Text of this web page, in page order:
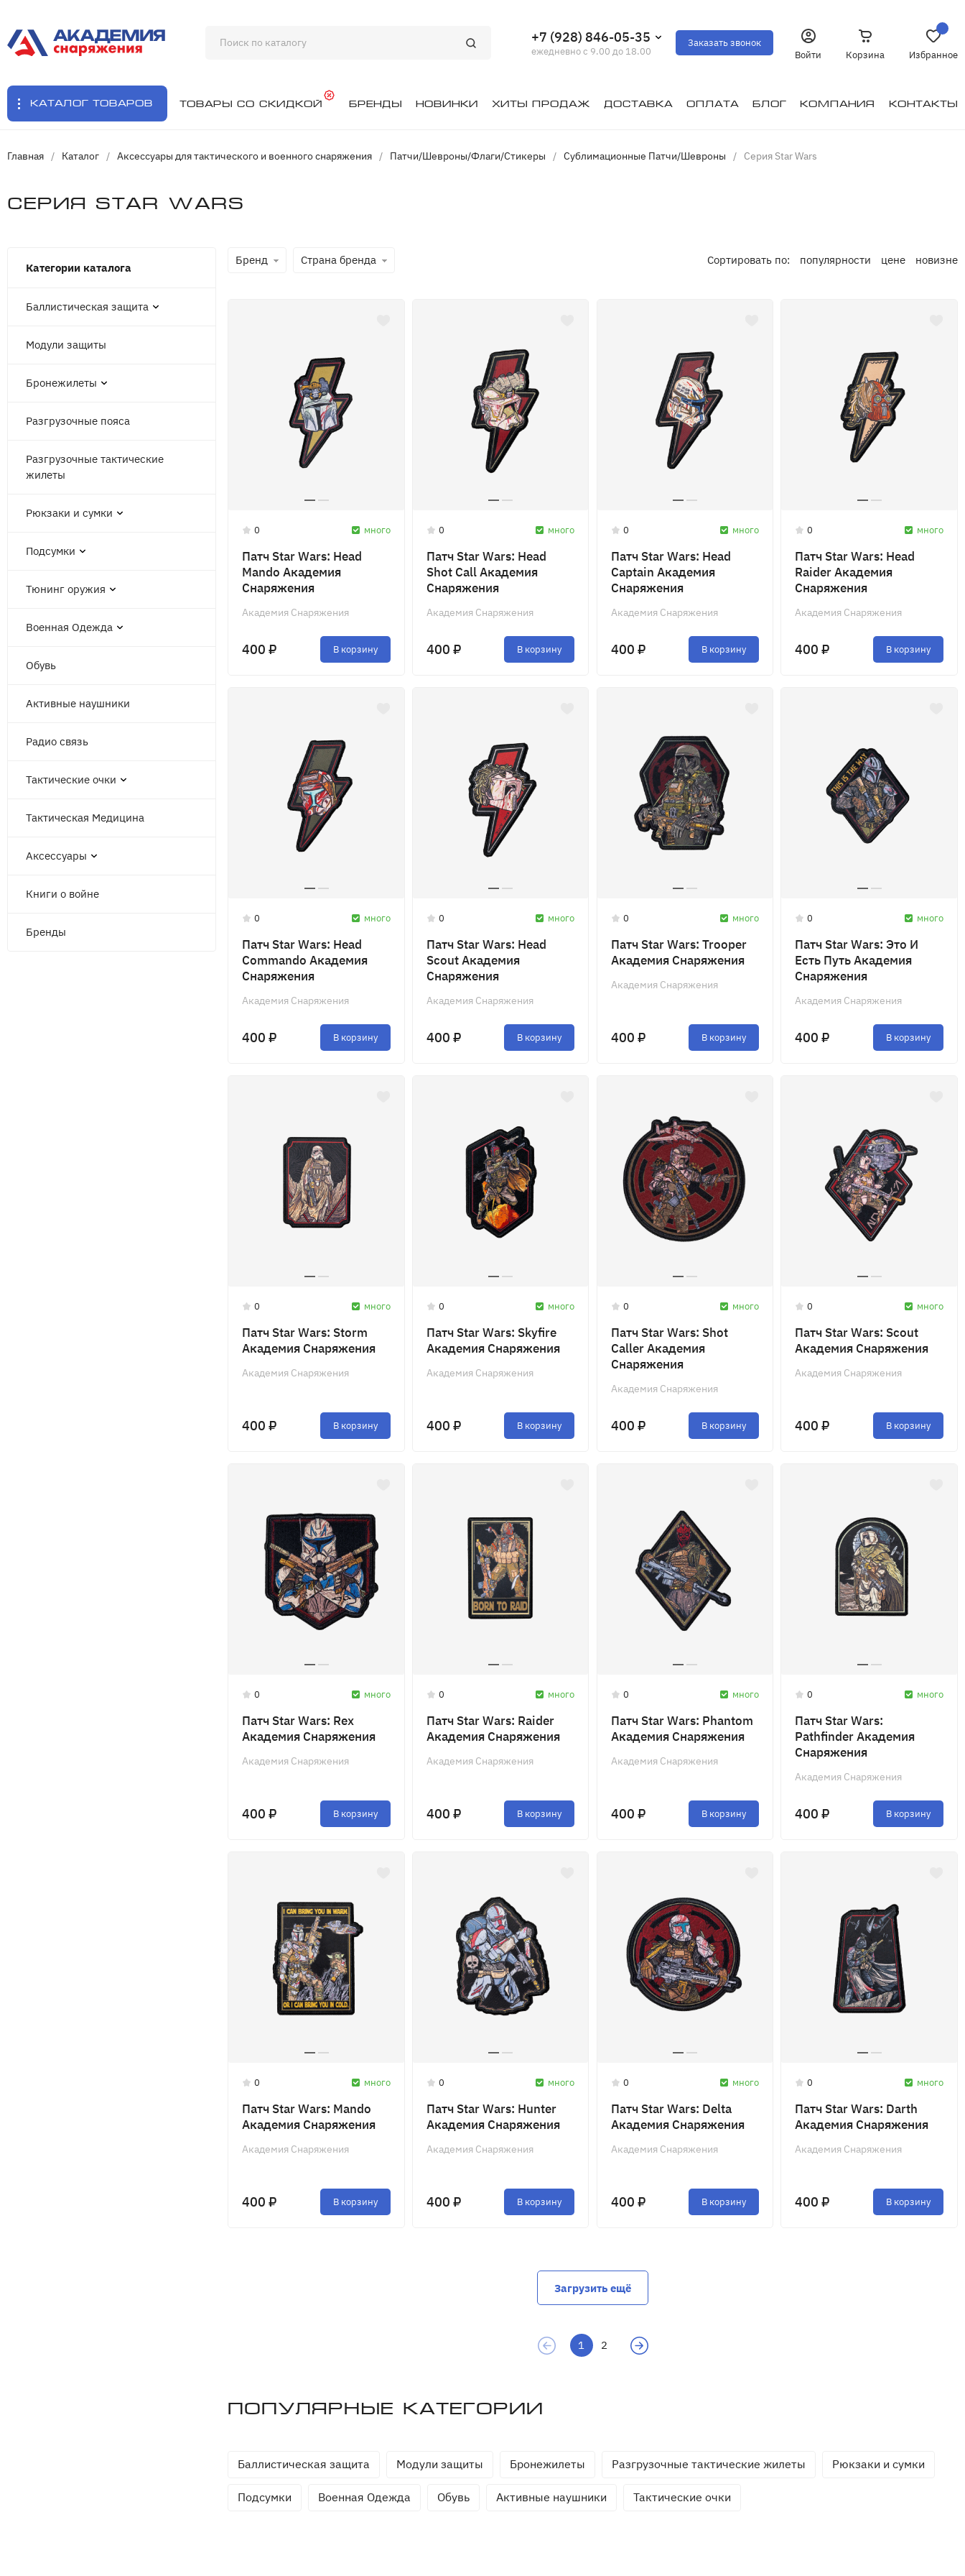
+7 (928) 846-05-35
ежедневно с 9.00 до 18.00
Заказать звонок
Войти
Корзина Избранное
Каталог товаров Товары со скидкой Бренды Новинки Хиты продаж Доставка Оплата Блог Компания Контакты
Главная / Каталог / Аксессуары для тактического и военного снаряжения / Патчи/Шевроны/Флаги/Стикеры / Сублимационные Патчи/Шевроны / Cерия Star Wars
Cерия Star Wars
Категории каталога
Баллистическая защита
Модули защиты
Бронежилеты
Разгрузочные пояса
Разгрузочные тактические
жилеты
Рюкзаки и сумки
Подсумки
Тюнинг оружия
Военная Одежда
Обувь
Активные наушники
Радио связь
Тактические очки
Тактическая Медицина
Аксессуары
Книги о войне
Бренды
Бренд Страна бренда Сортировать по: популярности цене новизне
0
Патч Star Wars: Head
Mando Академия
Снаряжения
Академия Снаряжения
много
400 ₽ В корзину
0
Патч Star Wars: Head
Shot Call Академия
Снаряжения
Академия Снаряжения
много
400 ₽ В корзину
0
Патч Star Wars: Head
Captain Академия
Снаряжения
Академия Снаряжения
много
400 ₽ В корзину
0
Патч Star Wars: Head
Raider Академия
Снаряжения
Академия Снаряжения
много
400 ₽ В корзину
0
Патч Star Wars: Head
Commando Академия
Снаряжения
Академия Снаряжения
много
400 ₽ В корзину
0
Патч Star Wars: Head
Scout Академия
Снаряжения
Академия Снаряжения
много
400 ₽ В корзину
0
Патч Star Wars: Trooper
Академия Снаряжения
Академия Снаряжения
много
400 ₽ В корзину
0
Патч Star Wars: Это И
Есть Путь Академия
Снаряжения
Академия Снаряжения
много
400 ₽ В корзину
0
Патч Star Wars: Storm
Академия Снаряжения
Академия Снаряжения
много
400 ₽ В корзину
0
Патч Star Wars: Skyfire
Академия Снаряжения
Академия Снаряжения
много
400 ₽ В корзину
0
Патч Star Wars: Shot
Caller Академия
Снаряжения
Академия Снаряжения
много
400 ₽ В корзину
0
Патч Star Wars: Scout
Академия Снаряжения
Академия Снаряжения
много
400 ₽ В корзину
0
Патч Star Wars: Rex
Академия Снаряжения
Академия Снаряжения
много
400 ₽ В корзину
0
Патч Star Wars: Raider
Академия Снаряжения
Академия Снаряжения
много
400 ₽ В корзину
0
Патч Star Wars: Phantom
Академия Снаряжения
Академия Снаряжения
много
400 ₽ В корзину
0
Патч Star Wars:
Pathfinder Академия
Снаряжения
Академия Снаряжения
много
400 ₽ В корзину
0
Патч Star Wars: Mando
Академия Снаряжения
Академия Снаряжения
много
400 ₽ В корзину
0
Патч Star Wars: Hunter
Академия Снаряжения
Академия Снаряжения
много
400 ₽ В корзину
0
Патч Star Wars: Delta
Академия Снаряжения
Академия Снаряжения
много
400 ₽ В корзину
0
Патч Star Wars: Darth
Академия Снаряжения
Академия Снаряжения
много
400 ₽ В корзину
Загрузить ещё
1 2
Популярные категории
Баллистическая защита Модули защиты Бронежилеты Разгрузочные тактические жилеты Рюкзаки и сумки
Подсумки Военная Одежда Обувь Активные наушники Тактические очки